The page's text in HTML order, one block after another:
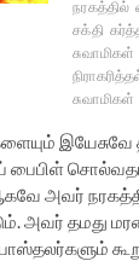
நரகத்தில்
சக்தி
சுவாமிகள்
சுவாமிகள்
அவர்
அவர் தமது